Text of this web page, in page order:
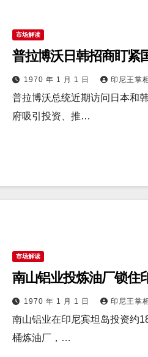
市场解读
普拉博沃日韩招商盯紧
1970 年 1 月 1 日 印尼王掌
普拉博沃总统近期访问日本和
府吸引投资、推…
市场解读
南山铝业投炼油厂锁住
1970 年 1 月 1 日 印尼王掌
南山铝业在印尼宾坦岛投资约
桶炼油厂，…